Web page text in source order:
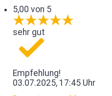
5,00 von 5
sehr gut
Empfehlung!
03.07.2025, 17:45 Uhr